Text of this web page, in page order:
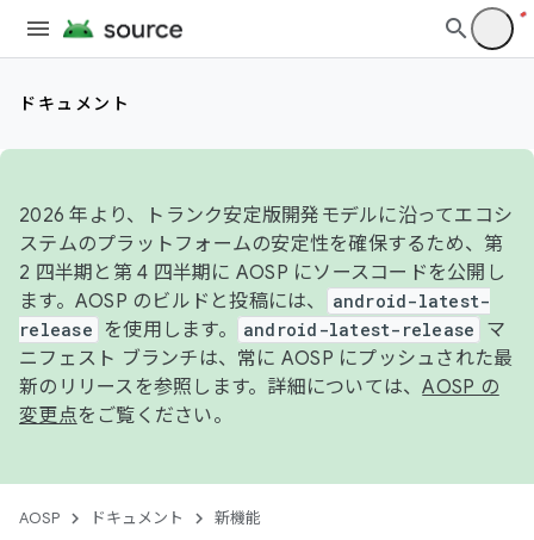
ドキュメント
2026 年より、トランク安定版開発モデルに沿ってエコシ
ステムのプラットフォームの安定性を確保するため、第
2 四半期と第 4 四半期に AOSP にソースコードを公開し
ます。AOSP のビルドと投稿には、
android-latest-
release
を使用します。 android-latest-release
マ
ニフェスト ブランチは、常に AOSP にプッシュされた最
新のリリースを参照します。詳細については、AOSP の
変更点をご覧ください。
AOSP ドキュメント 新機能